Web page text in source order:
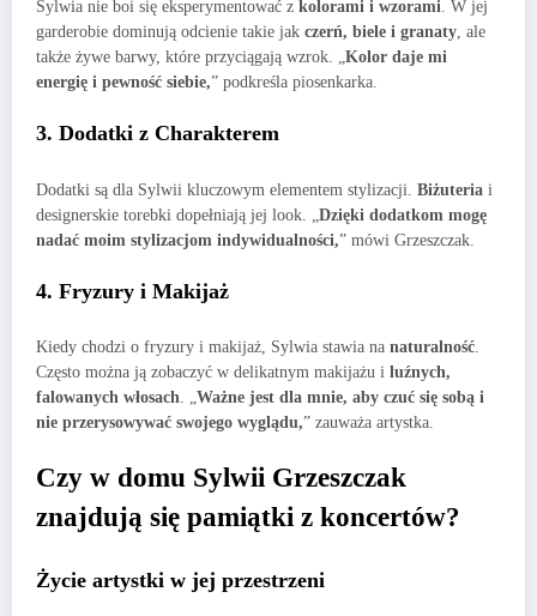
Sylwia nie boi się eksperymentować z kolorami i wzorami . W jej
garderobie dominują odcienie takie jak czerń, biele i granaty , ale
także żywe barwy, które przyciągają wzrok. „ Kolor daje mi
energię i pewność siebie,” podkreśla piosenkarka.
3. Dodatki z Charakterem
Dodatki są dla Sylwii kluczowym elementem stylizacji. Biżuteria i
designerskie torebki dopełniają jej look. „ Dzięki dodatkom mogę
nadać moim stylizacjom indywidualności,” mówi Grzeszczak.
4. Fryzury i Makijaż
Kiedy chodzi o fryzury i makijaż, Sylwia stawia na naturalność.
Często można ją zobaczyć w delikatnym makijażu i luźnych,
falowanych włosach. „Ważne jest dla mnie, aby czuć się sobą i
nie przerysowywać swojego wyglądu,” zauważa artystka.
Czy w domu Sylwii Grzeszczak
znajdują się pamiątki z koncertów?
Życie artystki w jej przestrzeni